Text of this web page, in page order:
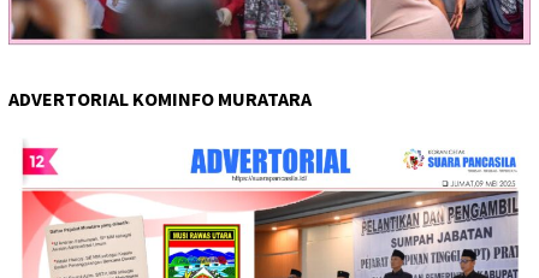
ADVERTORIAL KOMINFO MURATARA